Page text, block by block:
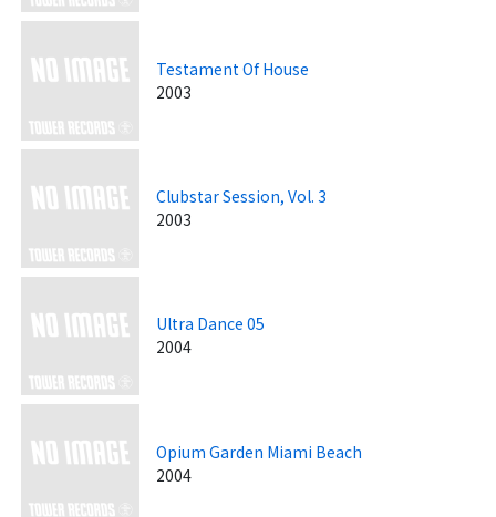
Testament Of House
2003
Clubstar Session, Vol. 3
2003
Ultra Dance 05
2004
Opium Garden Miami Beach
2004